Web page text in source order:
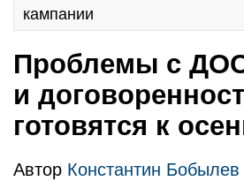
кампании
Проблемы с
и
готовятся к
Автор Константин Бобылев